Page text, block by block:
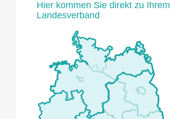
Hier kommen Sie direkt zu Ihrem
Landesverband